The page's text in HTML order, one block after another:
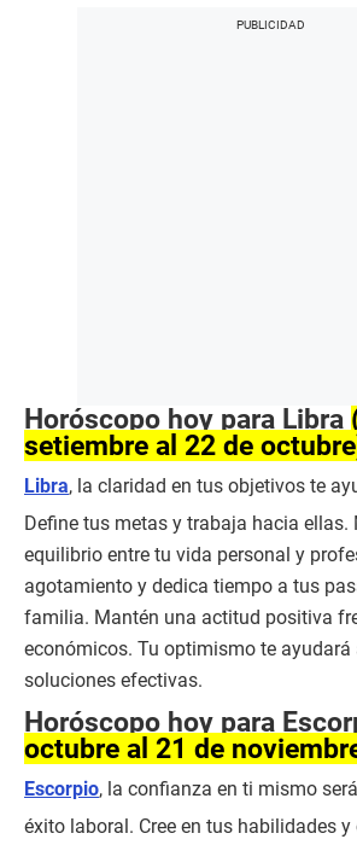
Horóscopo hoy para Libra
setiembre al 22 de
Libra, la claridad en tus objetivos te
Define tus metas y trabaja hacia ellas.
equilibrio entre tu vida personal y
agotamiento y dedica tiempo a tus
familia. Mantén una actitud positiva
económicos. Tu optimismo te ayudará
soluciones efectivas.
Horóscopo hoy para
octubre al 21 de
Escorpio, la confianza en ti mismo
éxito laboral. Cree en tus habilidades